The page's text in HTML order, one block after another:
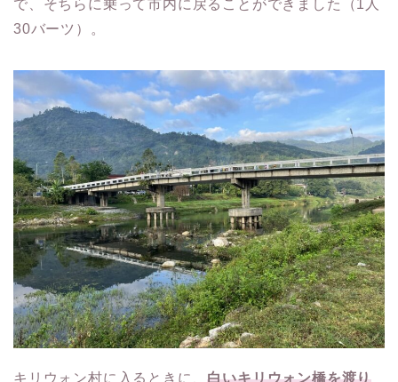
で、そちらに乗って市内に戻ることができました（1人
30バーツ）。
キリウォン村に入るときに、白いキリウォン橋を渡り